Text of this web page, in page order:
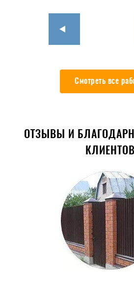
Смотреть все
ОТЗЫВЫ И
КЛИЕНТОВ